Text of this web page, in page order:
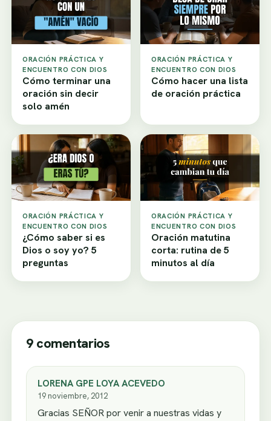
ORACIÓN PRÁCTICA Y
ENCUENTRO CON DIOS
Cómo terminar una
oración sin decir
solo amén
ORACIÓN PRÁCTICA Y
ENCUENTRO CON DIOS
Cómo hacer una lista
de oración práctica
ORACIÓN PRÁCTICA Y
ENCUENTRO CON DIOS
¿Cómo saber si es
Dios o soy yo? 5
preguntas
ORACIÓN PRÁCTICA Y
ENCUENTRO CON DIOS
Oración matutina
corta: rutina de 5
minutos al día
9 comentarios
LORENA GPE LOYA ACEVEDO
19 noviembre, 2012
Gracias SEÑOR por venir a nuestras vidas y